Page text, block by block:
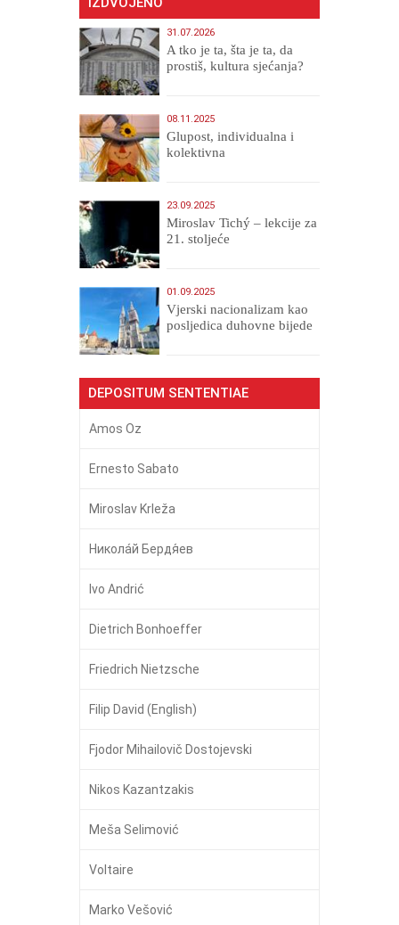
31.07.2026
A tko je ta, šta je ta, da
prostiš, kultura sjećanja?
08.11.2025
Glupost, individualna i
kolektivna
23.09.2025
Miroslav Tichý – lekcije za
21. stoljeće
01.09.2025
​Vjerski nacionalizam kao
posljedica duhovne bijede
DEPOSITUM SENTENTIAE
Amos Oz
Ernesto Sabato
Miroslav Krleža
Никола́й Бердя́ев
Ivo Andrić
Dietrich Bonhoeffer
Friedrich Nietzsche
Filip David (English)
Fjodor Mihailovič Dostojevski
Nikos Kazantzakis
Meša Selimović
Voltaire
Marko Vešović